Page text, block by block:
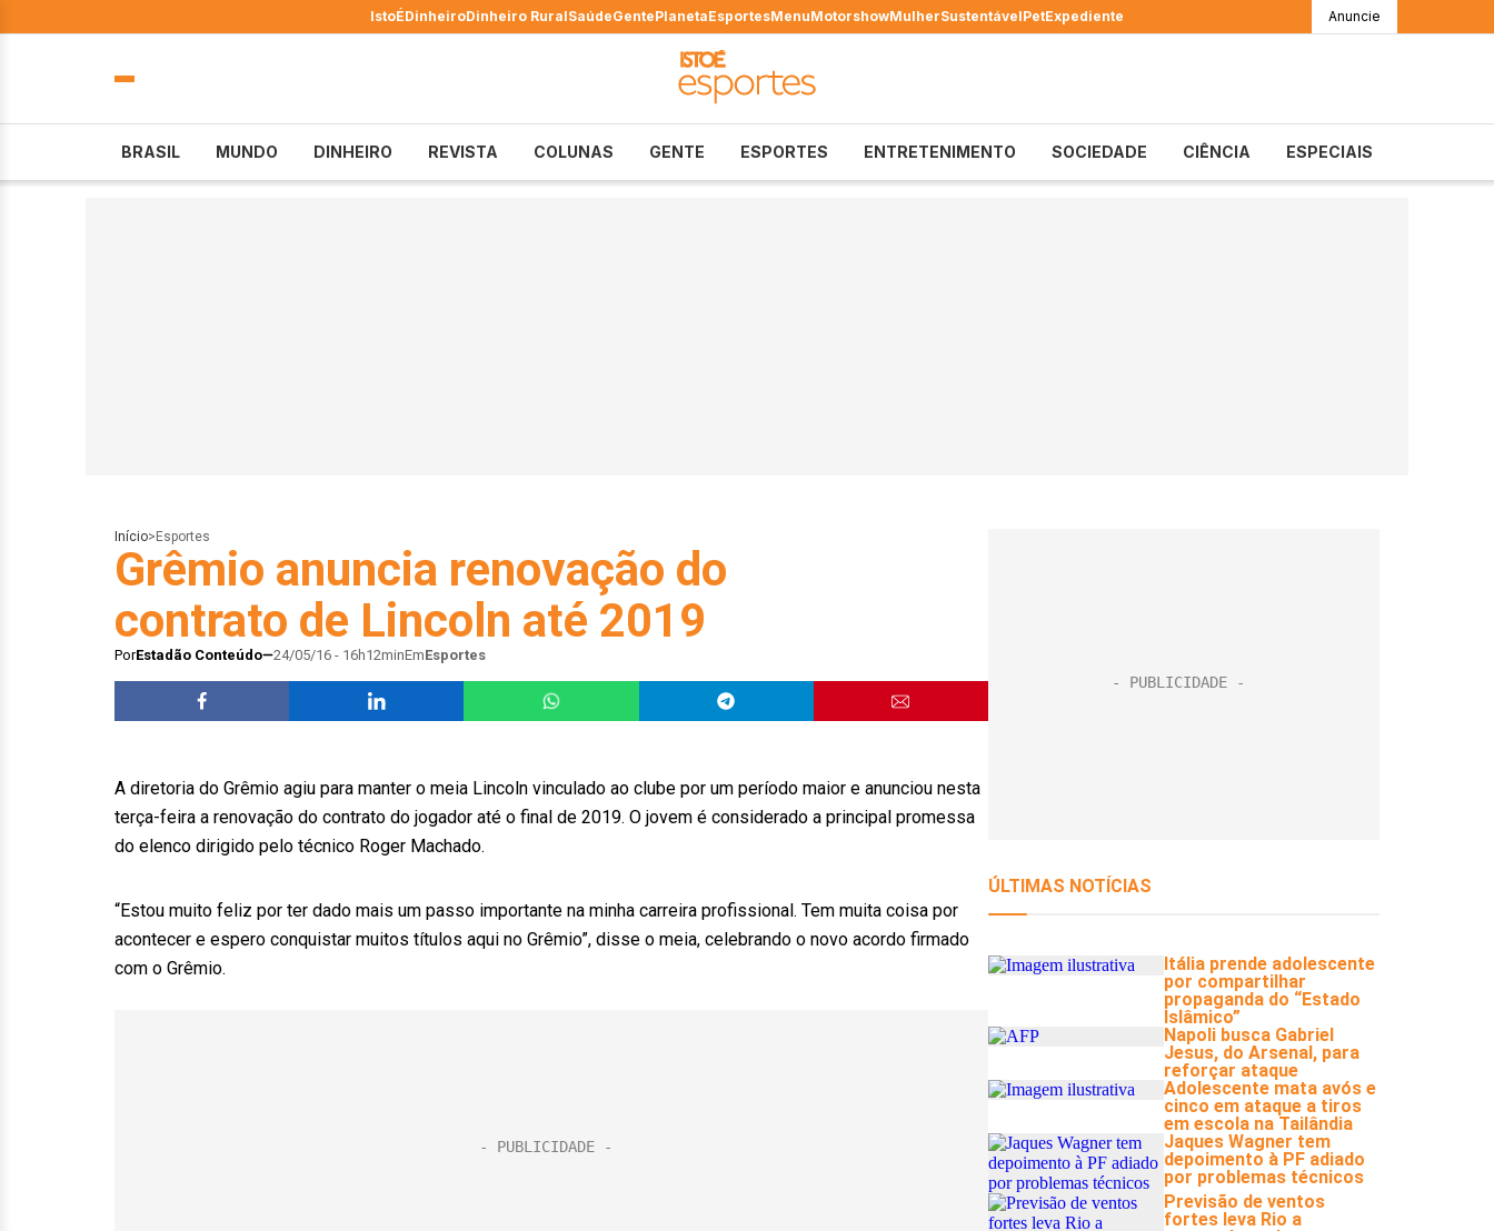
IstoÉDinheiroDinheiro RuralSaúdeGentePlanetaEsportesMenuMotorshowMulherSustentávelPetExpediente Anuncie
BRASIL MUNDO DINHEIRO REVISTA COLUNAS GENTE ESPORTES ENTRETENIMENTO SOCIEDADE CIÊNCIA ESPECIAIS
Início> Esportes
Grêmio anuncia renovação do
contrato de Lincoln até 2019
PorEstadão Conteúdo 24/05/16 - 16h12minEmEsportes
A diretoria do Grêmio agiu para manter o meia Lincoln vinculado ao clube por um período maior e anunciou nesta
terça-feira a renovação do contrato do jogador até o final de 2019. O jovem é considerado a principal promessa
do elenco dirigido pelo técnico Roger Machado.
“Estou muito feliz por ter dado mais um passo importante na minha carreira profissional. Tem muita coisa por
acontecer e espero conquistar muitos títulos aqui no Grêmio”, disse o meia, celebrando o novo acordo firmado
com o Grêmio.